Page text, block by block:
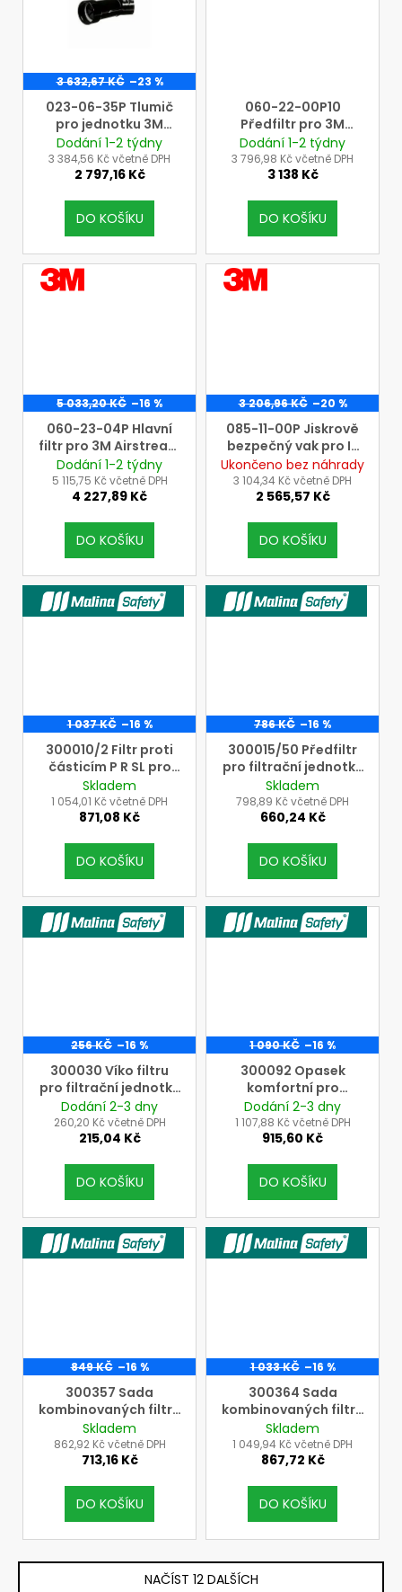
3 632,67 KČ –23 %
023-06-35P Tlumič
pro jednotku 3M
VORTEMP V-200
(náhradní sestava),
(cena=1ks)
Dodání 1-2 týdny
3 384,56 Kč včetně DPH
2 797,16 Kč
DO KOŠÍKU
060-22-00P10
Předfiltr pro 3M
Airstream přilbu AH4
(cena=bal.=10ks)
Dodání 1-2 týdny
3 796,98 Kč včetně DPH
3 138 Kč
DO KOŠÍKU
VÝROBCE
3M
5 033,20 KČ –16 %
060-23-04P Hlavní
filtr pro 3M Airstream
přilbu AH4 s vysokou
účinností
(cena=bal.=10ks)
Dodání 1-2 týdny
5 115,75 Kč včetně DPH
4 227,89 Kč
DO KOŠÍKU
VÝROBCE
3M
3 206,96 KČ –20 %
085-11-00P Jiskrově
bezpečný vak pro IS
baterii pro 3M
filtrační jednotku
JUPITER
Ukončeno bez náhrady
3 104,34 Kč včetně DPH
2 565,57 Kč
DO KOŠÍKU
VÝROBCE MALINASAFETY
1 037 KČ –16 %
300010/2 Filtr proti
částicím P R SL pro
filtrační jednotku
AerGO (cena = sada
= 2 ks)
Skladem
1 054,01 Kč včetně DPH
871,08 Kč
DO KOŠÍKU
VÝROBCE MALINASAFETY
786 KČ –16 %
300015/50 Předfiltr
pro filtrační jednotku
CleanAIR AerGO
(cena = sada = 50 ka)
Skladem
798,89 Kč včetně DPH
660,24 Kč
DO KOŠÍKU
VÝROBCE MALINASAFETY
256 KČ –16 %
300030 Víko filtru
pro filtrační jednotku
CleanAIRAerGO
(cena=bal.=2+2+2
ks)
Dodání 2-3 dny
260,20 Kč včetně DPH
215,04 Kč
DO KOŠÍKU
VÝROBCE MALINASAFETY
1 090 KČ –16 %
300092 Opasek
komfortní pro
filtrační jednotku
AerGO
Dodání 2-3 dny
1 107,88 Kč včetně DPH
915,60 Kč
DO KOŠÍKU
VÝROBCE MALINASAFETY
849 KČ –16 %
300357 Sada
kombinovaných filtrů
pro CleanAIR AerGO
A1 P R SL, cena = bal. =
2 ks
Skladem
862,92 Kč včetně DPH
713,16 Kč
DO KOŠÍKU
VÝROBCE MALINASAFETY
1 033 KČ –16 %
300364 Sada
kombinovaných filtrů
pro CleanAIR AerGO
A1B1E1PRSL - ozónový,
cena = sada = 2 ks
Skladem
1 049,94 Kč včetně DPH
867,72 Kč
DO KOŠÍKU
NAČÍST 12 DALŠÍCH